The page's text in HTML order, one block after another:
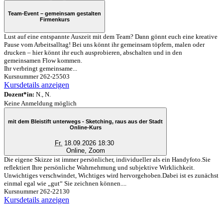
Team-Event – gemeinsam gestalten
Firmenkurs
Lust auf eine entspannte Auszeit mit dem Team? Dann gönnt euch eine kreative
Pause vom Arbeitsalltag! Bei uns könnt ihr gemeinsam töpfern, malen oder
drucken – hier könnt ihr euch ausprobieren, abschalten und in den
gemeinsamen Flow kommen.
Ihr verbringt gemeinsame...
Kursnummer 262-25503
Kursdetails anzeigen
Dozent*in: N., N.
Keine Anmeldung möglich
mit dem Bleistift unterwegs - Sketching, raus aus der Stadt
Online-Kurs
Fr. 18.09.2026 18:30
Online, Zoom
Die eigene Skizze ist immer persönlicher, individueller als ein Handyfoto.Sie
reflektiert Ihre persönliche Wahrnehmung und subjektive Wirklichkeit.
Unwichtiges verschwindet, Wichtiges wird hervorgehoben.Dabei ist es zunächst
einmal egal wie „gut“ Sie zeichnen können....
Kursnummer 262-22130
Kursdetails anzeigen